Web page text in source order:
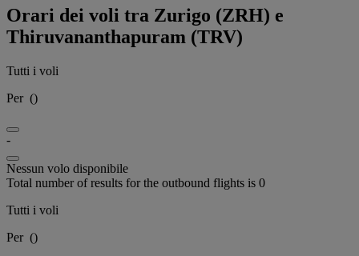
Orari dei voli tra Zurigo (ZRH) e
Thiruvananthapuram (TRV)
Tutti i voli
Per ()
-
Nessun volo disponibile
Total number of results for the outbound flights is 0
Tutti i voli
Per ()